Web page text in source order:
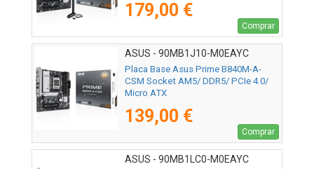
179,00 €
Comprar
ASUS - 90MB1J10-M0EAYC
Placa Base Asus Prime B840M-A-
CSM Socket AM5/ DDR5/ PCIe 4.0/
Micro ATX
139,00 €
Comprar
ASUS - 90MB1LC0-M0EAYC